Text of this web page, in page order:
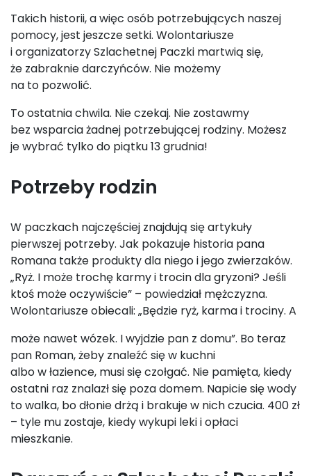
Takich historii, a więc osób potrzebujących naszej
pomocy, jest jeszcze setki. Wolontariusze
i organizatorzy Szlachetnej Paczki martwią się,
że zabraknie darczyńców. Nie możemy
na to pozwolić.
To ostatnia chwila. Nie czekaj. Nie zostawmy
bez wsparcia żadnej potrzebującej rodziny. Możesz
je wybrać tylko do piątku 13 grudnia!
Potrzeby rodzin
W paczkach najczęściej znajdują się artykuły
pierwszej potrzeby. Jak pokazuje historia pana
Romana także produkty dla niego i jego zwierzaków.
„Ryż. I może trochę karmy i trocin dla gryzoni? Jeśli
ktoś może oczywiście” – powiedział mężczyzna.
Wolontariusze obiecali: „Będzie ryż, karma i trociny. A
może nawet wózek. I wyjdzie pan z domu”. Bo teraz
pan Roman, żeby znaleźć się w kuchni
albo w łazience, musi się czołgać. Nie pamięta, kiedy
ostatni raz znalazł się poza domem. Napicie się wody
to walka, bo dłonie drżą i brakuje w nich czucia. 400 zł
– tyle mu zostaje, kiedy wykupi leki i opłaci
mieszkanie.